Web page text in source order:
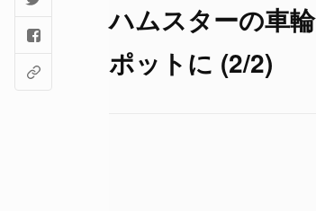
ハムスターの車
ポットに (2/2)